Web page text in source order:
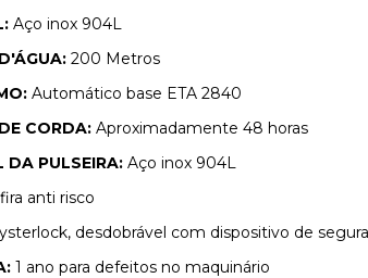
Aço inox 904L
200 Metros
Automático base ETA 2840
CORDA: Aproximadamente 48 horas
DA PULSEIRA: Aço inox 904L
anti risco
desdobrável com dispositivo de
1 ano para defeitos no maquinário